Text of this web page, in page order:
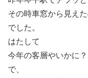
その時車窓から見え
でした。
はたして
今年の客層やいかに？
で、